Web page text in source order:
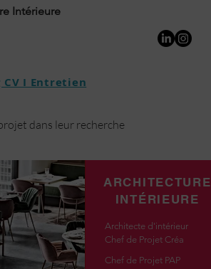
Intérieure
CV I Entretien
dans leur recherche
ARCHITECTURE
INTÉRIEURE
Architecte d'intérieur
Chef de Projet Créa
Chef de Projet PAP